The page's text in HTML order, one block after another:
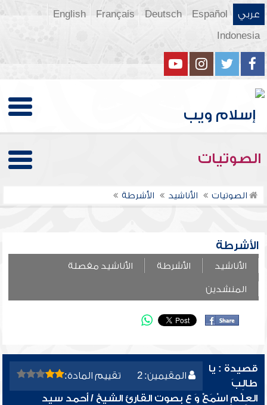
عربي Español
Deutsch
Français
English
Indonesia
الصوتيات
الصوتيات الأناشيد الأشرطة
الأشرطة
الأناشيد الأشرطة الأناشيد مفصلة
المنشدين
المقيمين: 2 تقييم المادة:
قصيدة : يا
طالِبَ
العِلْمِ اسْمَعْ وَ ع بصوت القارئ الشيخ / أحمد سيد